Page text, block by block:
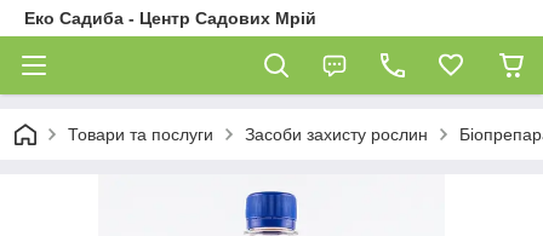
Еко Садиба - Центр Садових Мрій
Товари та послуги Засоби захисту рослин